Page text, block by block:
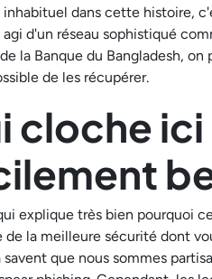
dans cette histoire,
d'un réseau sophistiqué
la Banque du Bangladesh,
de les récupérer.
ici
explique très bien pourquoi
la meilleure sécurité dont
que nous sommes